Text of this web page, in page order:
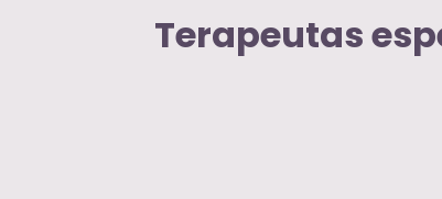
Terapeutas